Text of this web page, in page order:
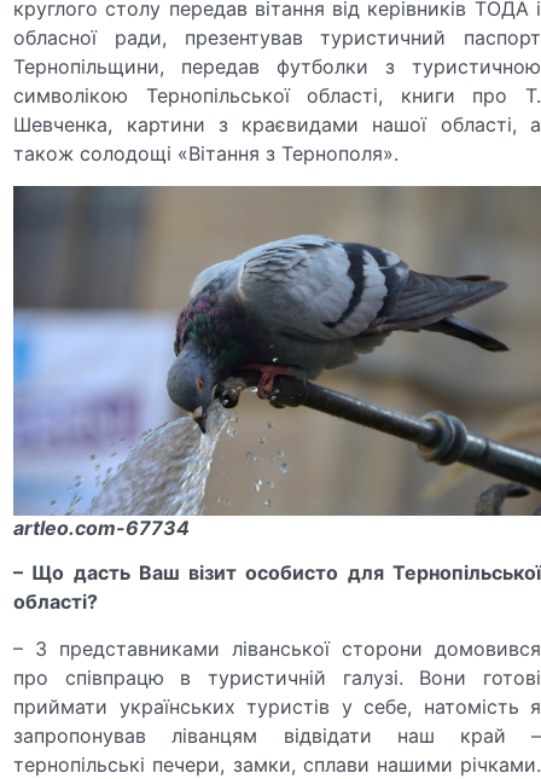
круглого столу передав вітання від керівників ТОДА і
обласної ради, презентував туристичний паспорт
Тернопільщини, передав футболки з туристичною
символікою Тернопільської області, книги про Т.
Шевченка, картини з краєвидами нашої області, а
також солодощі «Вітання з Тернополя».
artleo.com-67734
– Що дасть Ваш візит особисто для Тернопільської
області?
– З представниками ліванської сторони домовився
про співпрацю в туристичній галузі. Вони готові
приймати українських туристів у себе, натомість я
запропонував ліванцям відвідати наш край –
тернопільські печери, замки, сплави нашими річками.